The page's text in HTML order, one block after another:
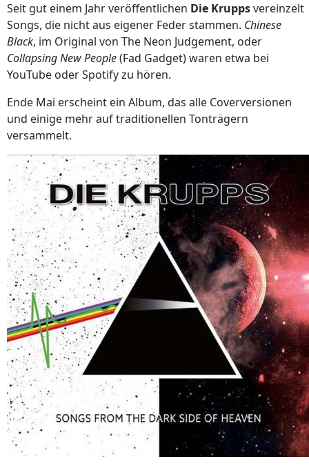
Seit gut einem Jahr veröffentlichen Die Kruppsvereinzelt
Songs, die nicht aus eigener Feder stammen. Chinese
Black, im Original von The Neon Judgement, oder
Collapsing New People(Fad Gadget) waren etwa bei
YouTube oder Spotify zu hören.
Ende Mai erscheint ein Album, das alle Coverversionen
und einige mehr auf traditionellen Tonträgern
versammelt.